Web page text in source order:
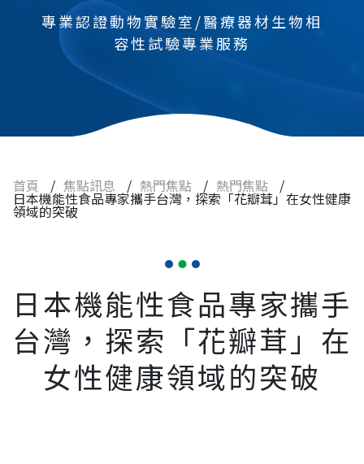
熱門焦點
醫療器材
食品
常見問題
聯絡我們
專業認證動物實驗室/醫療器材生物相
容性試驗專業服務
首頁 / 焦點訊息 / 熱門焦點 / 熱門焦點 /
日本機能性食品專家攜手台灣，探索「花瓣茸」在女性健康
領域的突破
日本機能性食品專家攜手
台灣，探索「花瓣茸」在
女性健康領域的突破